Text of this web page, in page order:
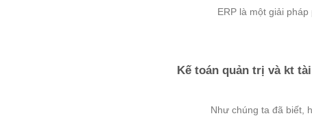
ERP là một giải
Kế toán quản trị và kt
Như chúng ta đã biết,